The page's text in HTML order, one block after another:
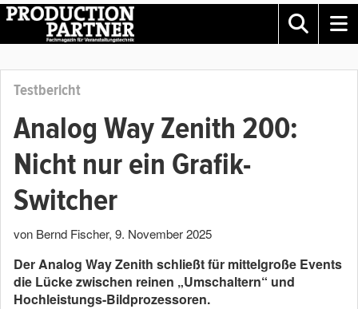
Testbericht
Analog Way Zenith 200:
Nicht nur ein Grafik-
Switcher
von Bernd Fischer, 9. November 2025
Der Analog Way Zenith schließt für mittelgroße Events
die Lücke zwischen reinen „Umschaltern“ und
Hochleistungs-Bildprozessoren.